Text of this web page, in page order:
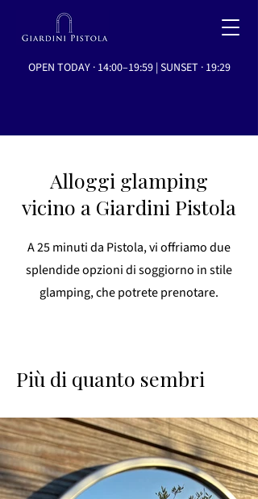
OPEN TODAY · 14:00–19:59 | SUNSET · 19:29
Alloggi glamping
vicino a Giardini Pistola
A 25 minuti da Pistola, vi offriamo due
splendide opzioni di soggiorno in stile
glamping, che potrete prenotare.
Più di quanto sembri